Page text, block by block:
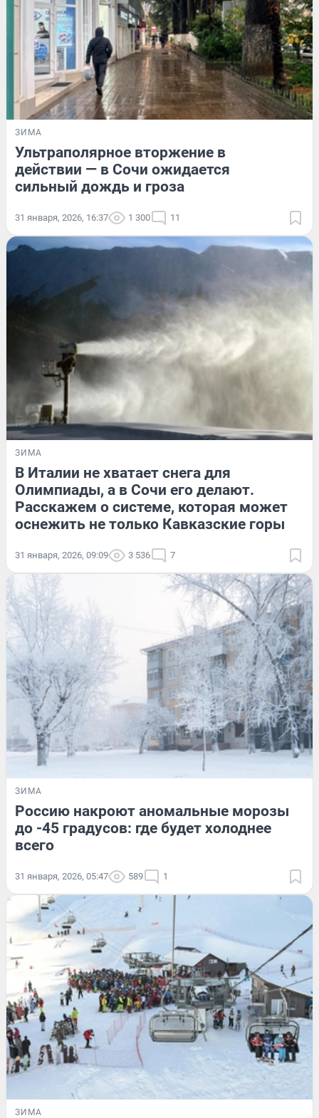
ЗИМА
Ультраполярное вторжение в
действии — в Сочи ожидается
сильный дождь и гроза
31 января, 2026, 16:37 1 300 11
ЗИМА
В Италии не хватает снега для
Олимпиады, а в Сочи его делают.
Расскажем о системе, которая может
оснежить не только Кавказские горы
31 января, 2026, 09:09 3 536 7
ЗИМА
Россию накроют аномальные морозы
до -45 градусов: где будет холоднее
всего
31 января, 2026, 05:47 589 1
ЗИМА